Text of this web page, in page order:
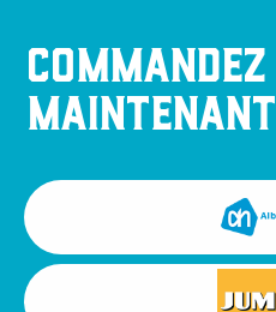
Commandez
maintenant